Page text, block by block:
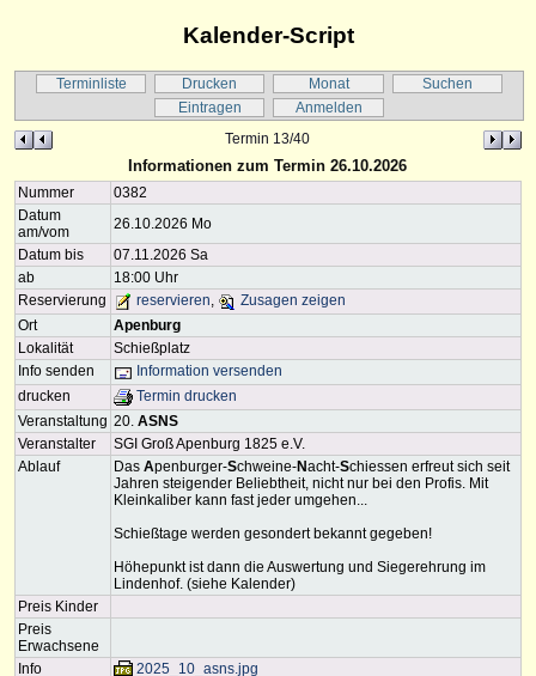
Kalender-Script
Terminliste Drucken Monat
Suchen
Eintragen
Anmelden
Termin 13/40
Informationen zum Termin 26.10.2026
Nummer
0382
Datum
am/vom
26.10.2026 Mo
Datum bis
07.11.2026 Sa
ab
18:00 Uhr
Reservierung
reservieren,
Zusagen zeigen
Ort
Apenburg
Lokalität
Schießplatz
Info senden
Information versenden
drucken
Termin drucken
Veranstaltung 20.ASNS
Veranstalter
SGI Groß Apenburg 1825 e.V.
Ablauf
DasApenburger-Schweine-Nacht-Schiessen erfreut sich seit
Jahren steigender Beliebtheit, nicht nur bei den Profis. Mit
Kleinkaliber kann fast jeder umgehen...
Schießtage werden gesondert bekannt gegeben!
Höhepunkt ist dann die Auswertung und Siegerehrung im
Lindenhof. (siehe Kalender)
Preis Kinder
Preis
Erwachsene
Info
2025_10_asns.jpg